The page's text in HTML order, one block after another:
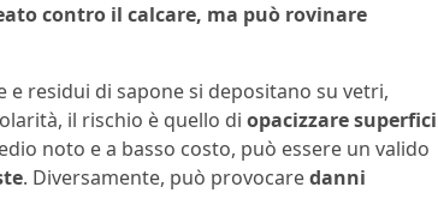
contro il calcare, ma può rovinare
e residui di sapone si depositano su vetri,
il rischio è quello di opacizzare superfici
noto e a basso costo, può essere un valido
. Diversamente, può provocaredanni